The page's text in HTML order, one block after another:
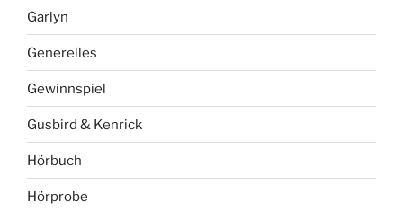
Garlyn
Generelles
Gewinnspiel
Gusbird & Kenrick
Hörbuch
Hörprobe